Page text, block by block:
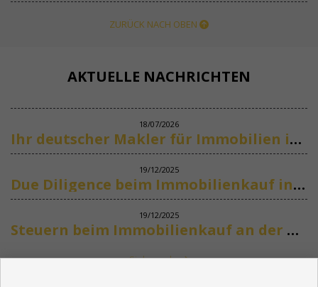
ZURÜCK NACH OBEN
AKTUELLE NACHRICHTEN
18/07/2026
Ihr deutscher Makler für Immobilien in Marbella
19/12/2025
Due Diligence beim Immobilienkauf in Spanien
19/12/2025
Steuern beim Immobilienkauf an der Costa del Sol
Siehe mehr